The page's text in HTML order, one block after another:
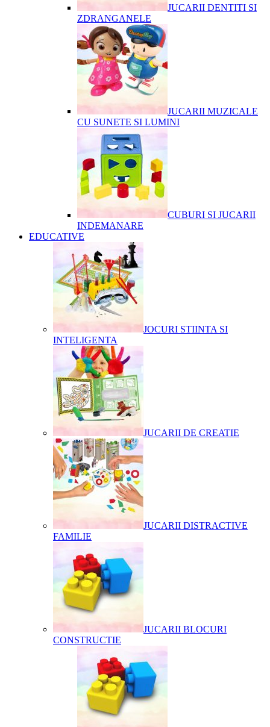
JUCARII DENTITI SI
ZDRANGANELE
JUCARII MUZICALE
CU SUNETE SI LUMINI
CUBURI SI JUCARII
INDEMANARE
EDUCATIVE
JOCURI STIINTA SI
INTELIGENTA
JUCARII DE CREATIE
JUCARII DISTRACTIVE
FAMILIE
JUCARII BLOCURI
CONSTRUCTIE